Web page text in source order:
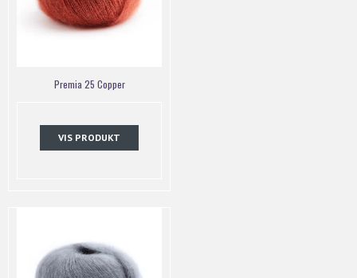
Premia 25 Copper
VIS PRODUKT